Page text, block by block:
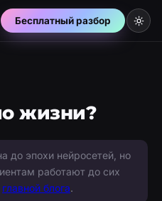
Бесплатный разбор
жизни?
до эпохи нейросетей, но
работают до сих
главной блога.